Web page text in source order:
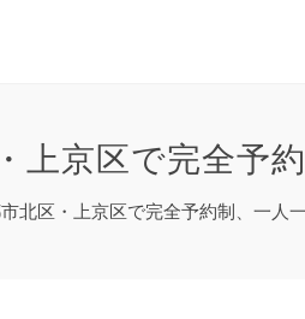
上京区で完全予
北区・上京区で完全予約制、一人